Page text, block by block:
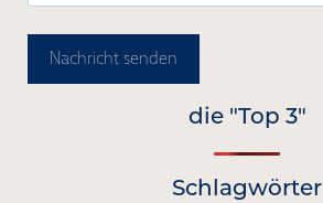
Nachricht senden
die "Top 3"
Schlagwörter